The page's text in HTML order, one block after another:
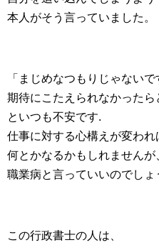
本人がそう言っていました。
「まじめなつもりじゃないで
期待にこたえられなかったら
といつも不安です.
仕事に対する心構えが変われ
何とかなるかもしれませんが
職業病と言っていいのでしょ
この行政書士の人は、